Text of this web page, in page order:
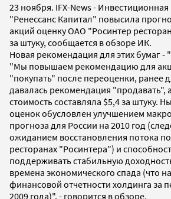
23 ноября. IFX-News -
"Ренессанс Капитал" повысила
акций оценку ОАО "Росинтер
за штуку, сообщается в обзоре ИК.
Новая рекомендация для этих бумаг -
"Мы повышаем рекомендацию для
"покупать" после переоценки, ранее
давалась рекомендация "продавать",
стоимость составляла $5,4 за штуку.
оценок обусловлен улучшением
прогноза для России на 2010 год
ожиданием восстановления потока
ресторанах "Росинтера") и
поддерживать стабильную
времена экономического спада (что
финансовой отчетности холдинга за
2009 года)", - говорится в обзоре.